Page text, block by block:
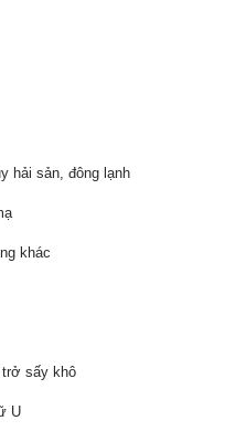
hải sản, đông lạnh
khác
trở sấy khô
U